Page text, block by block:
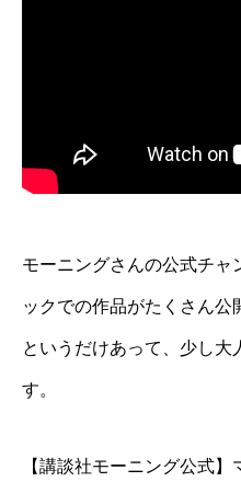
モーニングさんの公式チャ
ックでの作品がたくさん
というだけあって、少し大
す。
【講談社モーニング公式